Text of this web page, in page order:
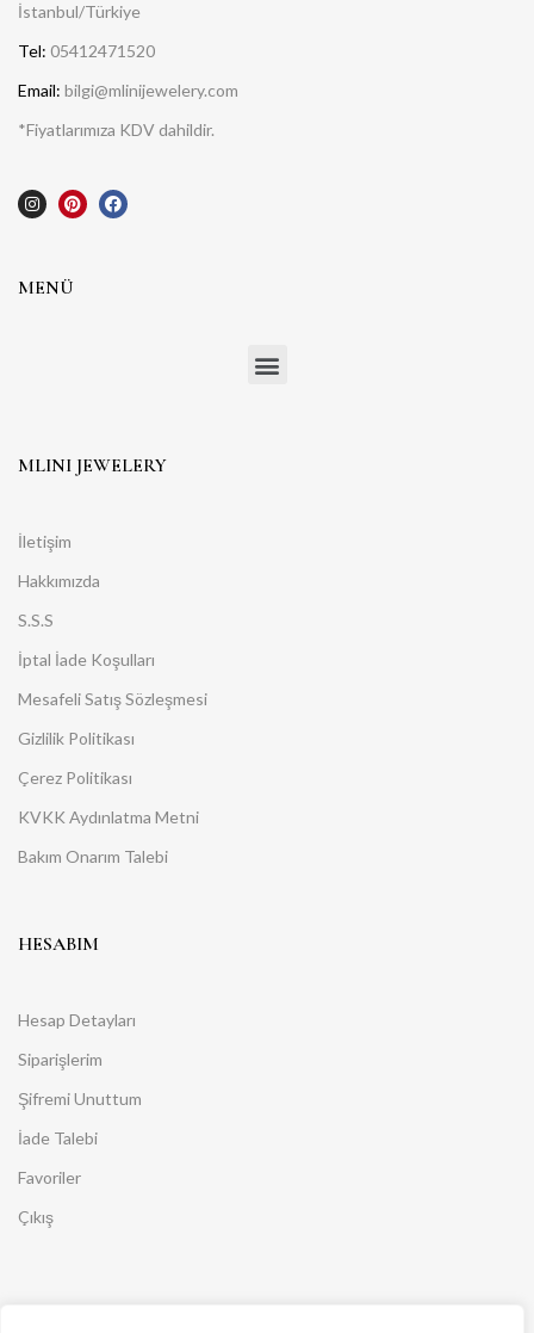
İstanbul/Türkiye
Tel: 05412471520
Email: bilgi@mlinijewelery.com
*Fiyatlarımıza KDV dahildir.
MENÜ
MLINI JEWELERY
İletişim
Hakkımızda
S.S.S
İptal İade Koşulları
Mesafeli Satış Sözleşmesi
Gizlilik Politikası
Çerez Politikası
KVKK Aydınlatma Metni
Bakım Onarım Talebi
HESABIM
Hesap Detayları
Siparişlerim
Şifremi Unuttum
İade Talebi
Favoriler
Çıkış